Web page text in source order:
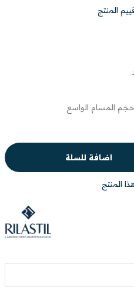
المنتج
المسام الواسع
اضافة للسلة
المنتج